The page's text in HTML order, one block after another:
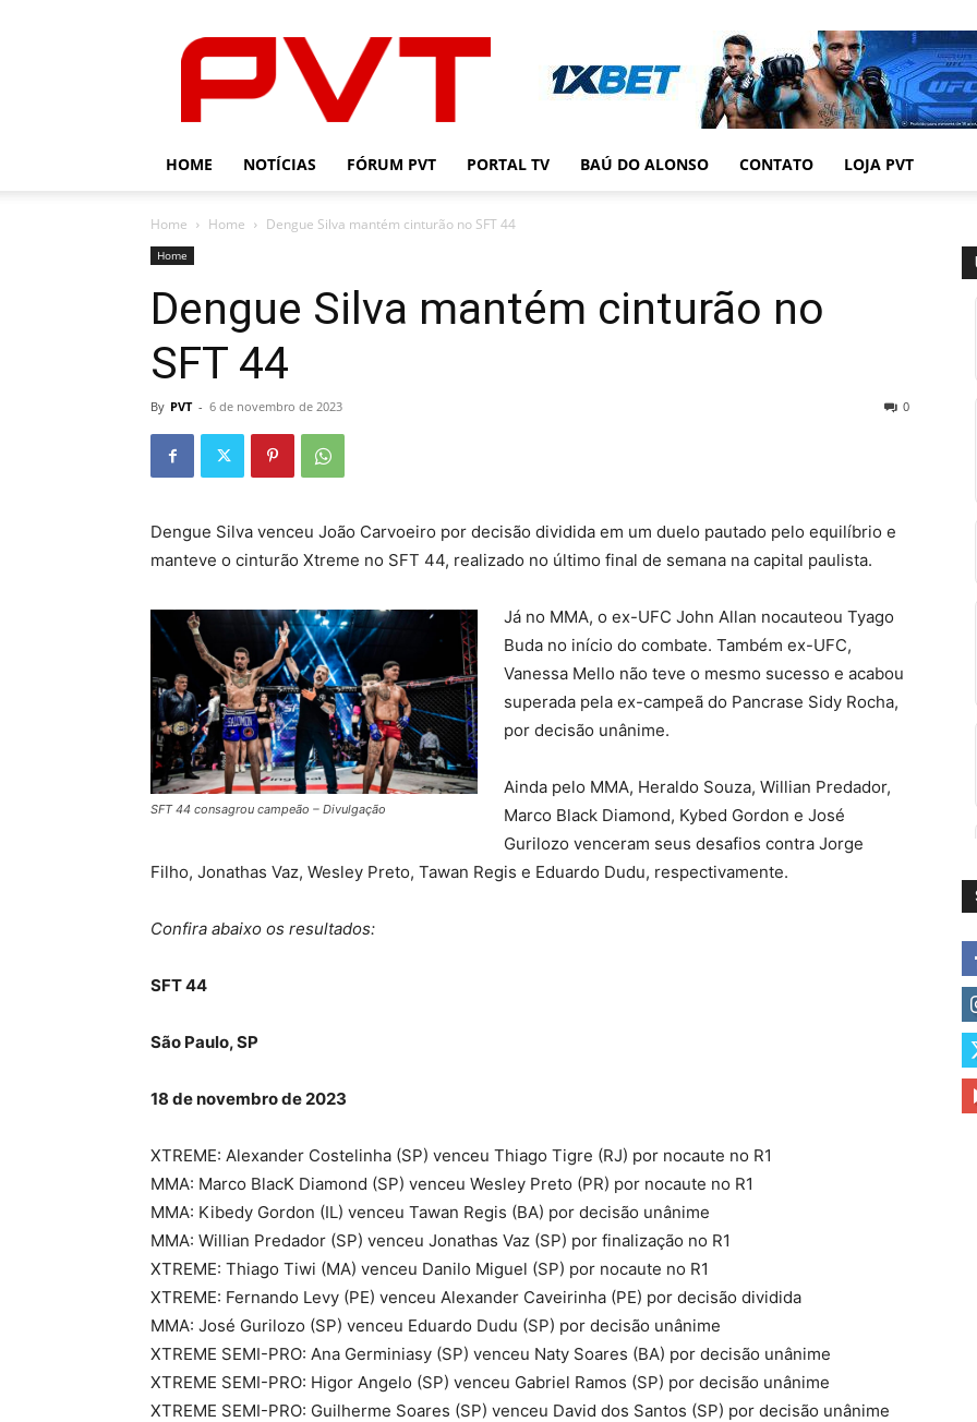
HOME NOTÍCIAS FÓRUM PVT PORTAL TV BAÚ DO ALONSO CONTATO LOJA PVT
Home Home Dengue Silva mantém cinturão no SFT 44
Home
Dengue Silva mantém cinturão no
SFT 44
By PVT - 6 de novembro de 2023 0
Dengue Silva venceu João Carvoeiro por decisão dividida em um duelo pautado pelo equilíbrio e
manteve o cinturão Xtreme no SFT 44, realizado no último final de semana na capital paulista.
SFT 44 consagrou campeão – Divulgação
Já no MMA, o ex-UFC John Allan nocauteou Tyago
Buda no início do combate. Também ex-UFC,
Vanessa Mello não teve o mesmo sucesso e acabou
superada pela ex-campeã do Pancrase Sidy Rocha,
por decisão unânime.
Ainda pelo MMA, Heraldo Souza, Willian Predador,
Marco Black Diamond, Kybed Gordon e José
Gurilozo venceram seus desafios contra Jorge
Filho, Jonathas Vaz, Wesley Preto, Tawan Regis e Eduardo Dudu, respectivamente.
Confira abaixo os resultados:
SFT 44
São Paulo, SP
18 de novembro de 2023
XTREME: Alexander Costelinha (SP) venceu Thiago Tigre (RJ) por nocaute no R1
MMA: Marco BlacK Diamond (SP) venceu Wesley Preto (PR) por nocaute no R1
MMA: Kibedy Gordon (IL) venceu Tawan Regis (BA) por decisão unânime
MMA: Willian Predador (SP) venceu Jonathas Vaz (SP) por finalização no R1
XTREME: Thiago Tiwi (MA) venceu Danilo Miguel (SP) por nocaute no R1
XTREME: Fernando Levy (PE) venceu Alexander Caveirinha (PE) por decisão dividida
MMA: José Gurilozo (SP) venceu Eduardo Dudu (SP) por decisão unânime
XTREME SEMI-PRO: Ana Germiniasy (SP) venceu Naty Soares (BA) por decisão unânime
XTREME SEMI-PRO: Higor Angelo (SP) venceu Gabriel Ramos (SP) por decisão unânime
XTREME SEMI-PRO: Guilherme Soares (SP) venceu David dos Santos (SP) por decisão unânime